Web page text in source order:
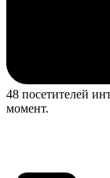
48 посетителей
момент.